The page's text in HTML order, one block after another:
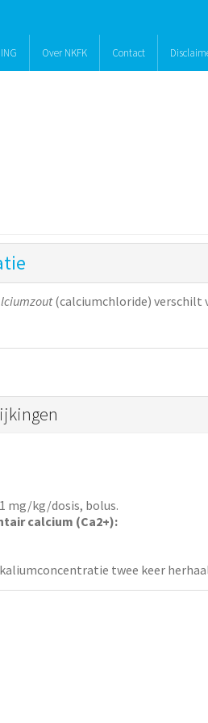
Over NKFK Contact
(calciumchloride) verschilt
mg/kg/dosis, bolus.
calcium (Ca2+):
twee keer